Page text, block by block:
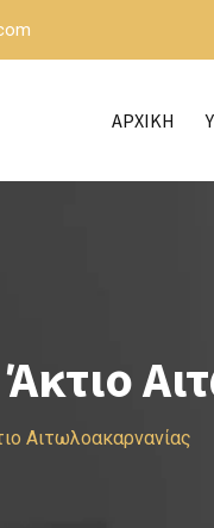
ΑΡΧΙΚΗ
Αιτωλοακαρνανίας